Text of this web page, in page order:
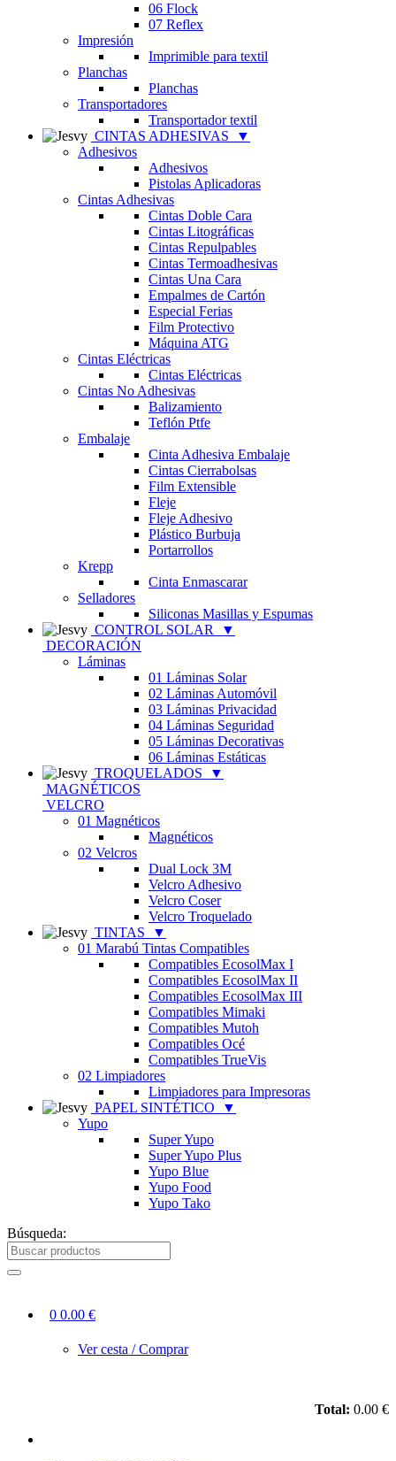
06 Flock
07 Reflex
Impresión
Imprimible para textil
Planchas
Planchas
Transportadores
Transportador textil
CINTAS ADHESIVAS
▼
Adhesivos
Adhesivos
Pistolas Aplicadoras
Cintas Adhesivas
Cintas Doble Cara
Cintas Litográficas
Cintas Repulpables
Cintas Termoadhesivas
Cintas Una Cara
Empalmes de Cartón
Especial Ferias
Film Protectivo
Máquina ATG
Cintas Eléctricas
Cintas Eléctricas
Cintas No Adhesivas
Balizamiento
Teflón Ptfe
Embalaje
Cinta Adhesiva Embalaje
Cintas Cierrabolsas
Film Extensible
Fleje
Fleje Adhesivo
Plástico Burbuja
Portarrollos
Krepp
Cinta Enmascarar
Selladores
Siliconas Masillas y Espumas
CONTROL SOLAR
▼
DECORACIÓN
Láminas
01 Láminas Solar
02 Láminas Automóvil
03 Láminas Privacidad
04 Láminas Seguridad
05 Láminas Decorativas
06 Láminas Estáticas
TROQUELADOS
▼
MAGNÉTICOS
VELCRO
01 Magnéticos
Magnéticos
02 Velcros
Dual Lock 3M
Velcro Adhesivo
Velcro Coser
Velcro Troquelado
TINTAS
▼
01 Marabú Tintas Compatibles
Compatibles EcosolMax I
Compatibles EcosolMax II
Compatibles EcosolMax III
Compatibles Mimaki
Compatibles Mutoh
Compatibles Océ
Compatibles TrueVis
02 Limpiadores
Limpiadores para Impresoras
PAPEL SINTÉTICO
▼
Yupo
Super Yupo
Super Yupo Plus
Yupo Blue
Yupo Food
Yupo Tako
Búsqueda:
0 0.00 €
Ver cesta / Comprar
Total: 0.00 €